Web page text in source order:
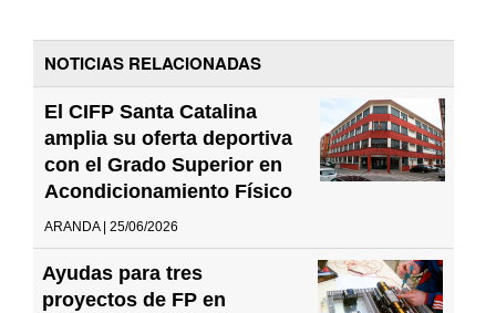
NOTICIAS RELACIONADAS
El CIFP Santa Catalina
amplia su oferta deportiva
con el Grado Superior en
Acondicionamiento Físico
ARANDA | 25/06/2026
Ayudas para tres
proyectos de FP en